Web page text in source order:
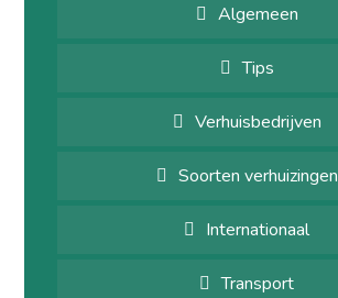
Algemeen
Tips
Verhuisbedrijven
Soorten verhuizingen
Internationaal
Transport